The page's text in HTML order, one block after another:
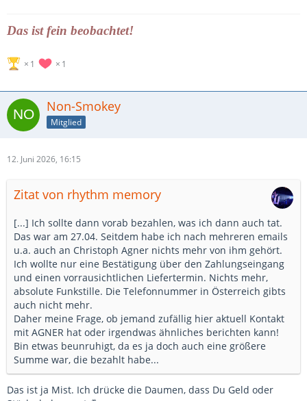
Das ist fein beobachtet!
1 1
Non-Smokey
Mitglied
12. Juni 2026, 16:15
Zitat von rhythm memory
[...] Ich sollte dann vorab bezahlen, was ich dann auch tat.
Das war am 27.04. Seitdem habe ich nach mehreren emails
u.a. auch an Christoph Agner nichts mehr von ihm gehört.
Ich wollte nur eine Bestätigung über den Zahlungseingang
und einen vorrausichtlichen Liefertermin. Nichts mehr,
absolute Funkstille. Die Telefonnummer in Österreich gibts
auch nicht mehr.
Daher meine Frage, ob jemand zufällig hier aktuell Kontakt
mit AGNER hat oder irgendwas ähnliches berichten kann!
Bin etwas beunruhigt, da es ja doch auch eine größere
Summe war, die bezahlt habe...
Das ist ja Mist. Ich drücke die Daumen, dass Du Geld oder